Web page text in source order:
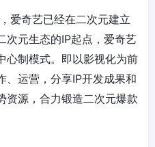
爱奇艺已经在二次元建立
次元生态的IP起点，爱奇艺
心制模式。即以影视化为前
、运营，分享IP开发成果和
资源，合力锻造二次元爆款